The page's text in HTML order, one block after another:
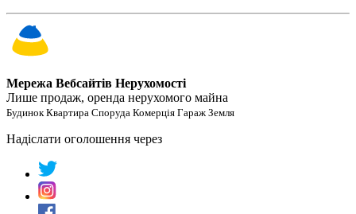
Мережа Вебсайтів Нерухомості
Лише продаж, оренда нерухомого майна
Будинок Квартира Споруда Комерція Гараж Земля
Надіслати оголошення через